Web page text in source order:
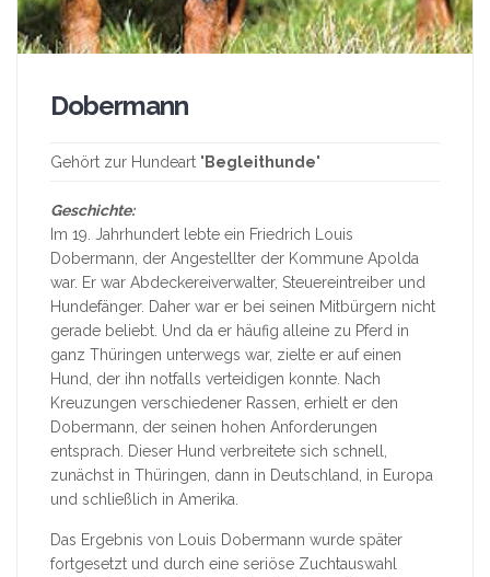
Dobermann
Gehört zur Hundeart " Begleithunde"
Geschichte:
Im 19. Jahrhundert lebte ein Friedrich Louis
Dobermann, der Angestellter der Kommune Apolda
war. Er war Abdeckereiverwalter, Steuereintreiber und
Hundefänger. Daher war er bei seinen Mitbürgern nicht
gerade beliebt. Und da er häufig alleine zu Pferd in
ganz Thüringen unterwegs war, zielte er auf einen
Hund, der ihn notfalls verteidigen konnte. Nach
Kreuzungen verschiedener Rassen, erhielt er den
Dobermann, der seinen hohen Anforderungen
entsprach. Dieser Hund verbreitete sich schnell,
zunächst in Thüringen, dann in Deutschland, in Europa
und schließlich in Amerika.
Das Ergebnis von Louis Dobermann wurde später
fortgesetzt und durch eine seriöse Zuchtauswahl